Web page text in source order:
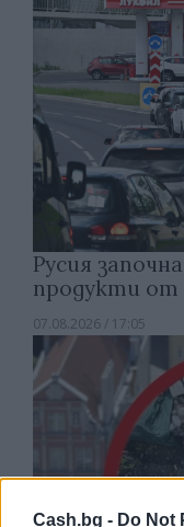
Cash.bg - Do Not
Русия
продукти
07.08.2026 / 17:05